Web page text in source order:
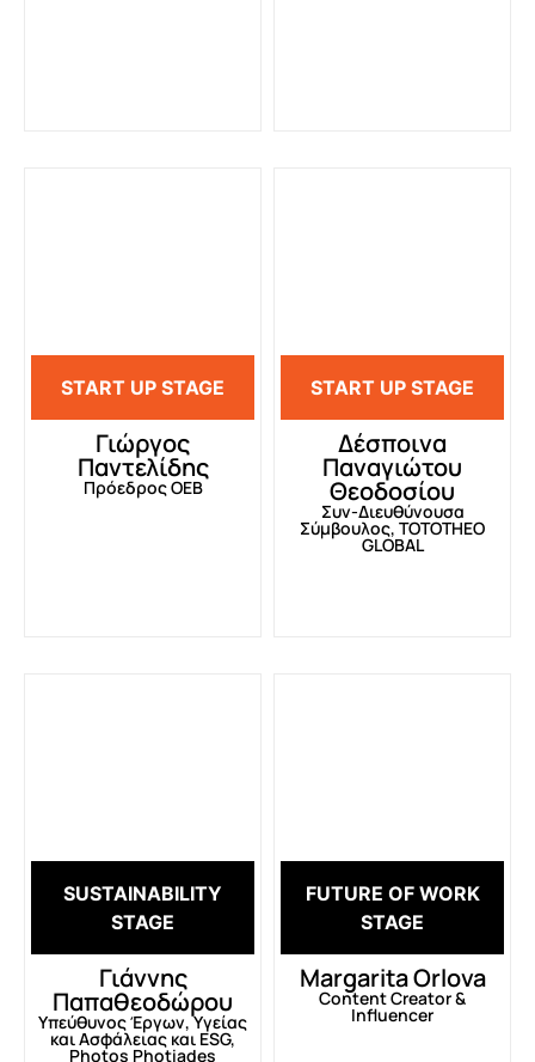
START UP STAGE
Γιώργος
Παντελίδης
Πρόεδρος ΟΕΒ
START UP STAGE
Δέσποινα
Παναγιώτου
Θεοδοσίου
Συν-Διευθύνουσα
Σύμβουλος, TOTOTHEO
GLOBAL
SUSTAINABILITY
STAGE
Γιάννης
Παπαθεοδώρου
Υπεύθυνος Έργων, Υγείας
και Ασφάλειας και ESG,
Photos Photiades
FUTURE OF WORK
STAGE
Margarita Orlova
Content Creator &
Influencer